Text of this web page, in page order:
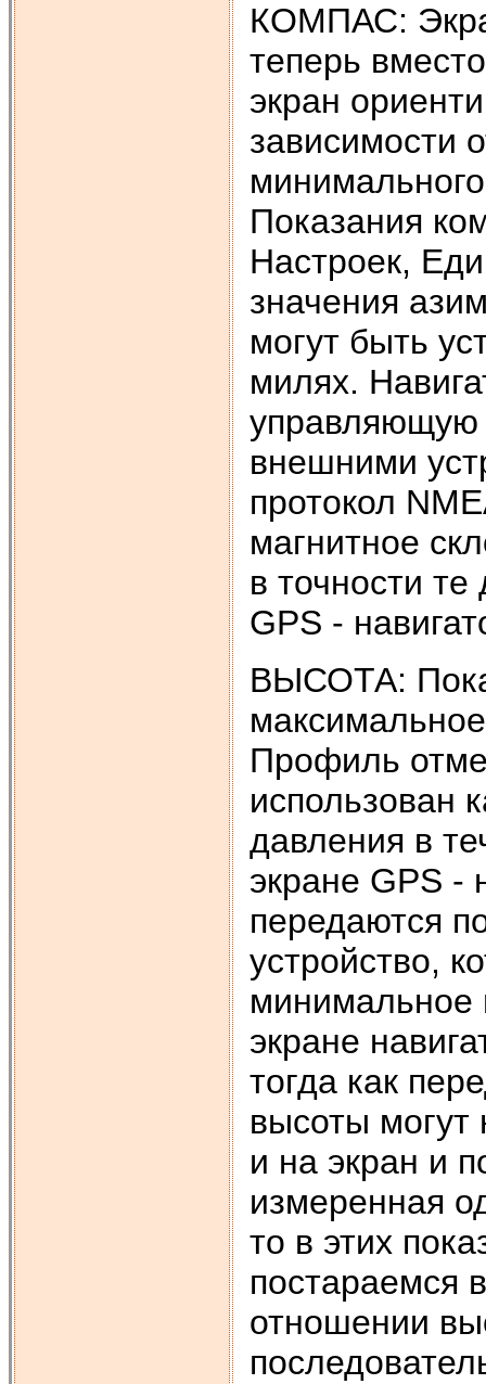
КОМПАС:
теперь
экран
зависимости
Показания
Настроек,
значения
могут быть
милях.
управляющую
внешними
протокол
магнитное
в точности
GPS -
ВЫСОТА:
Профиль
использован
давления в
экране GPS -
передаются
устройство,
минимальное
экране
тогда как
высоты могут
и на экран и
измеренная
то в этих
постараемся
отношении